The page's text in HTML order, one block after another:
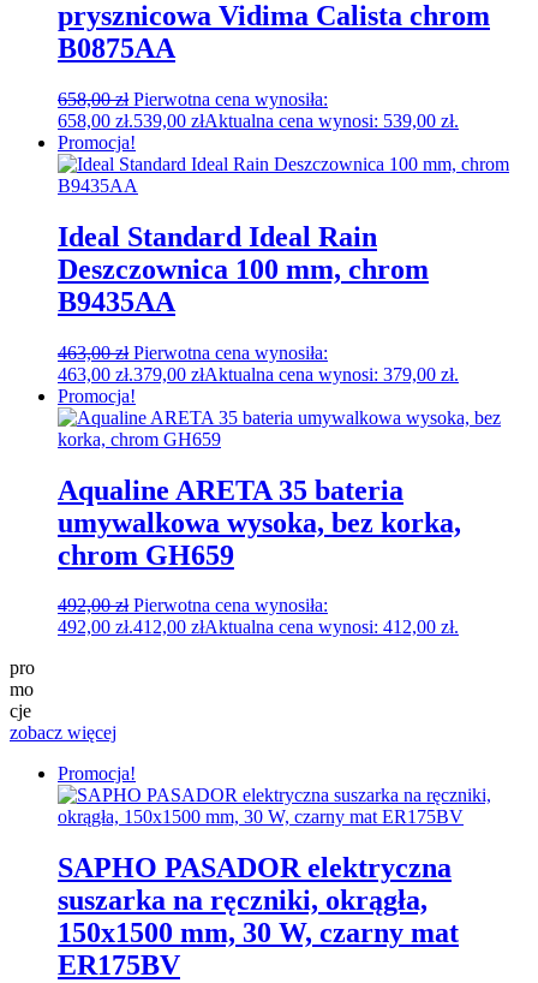
prysznicowa Vidima Calista chrom
B0875AA
658,00zł Pierwotna cena wynosiła:
658,00 zł.539,00 złAktualna cena wynosi: 539,00 zł.
Promocja!
Ideal Standard Ideal Rain
Deszczownica 100 mm, chrom
B9435AA
463,00zł Pierwotna cena wynosiła:
463,00 zł.379,00 złAktualna cena wynosi: 379,00 zł.
Promocja!
Aqualine ARETA 35 bateria
umywalkowa wysoka, bez korka,
chrom GH659
492,00zł Pierwotna cena wynosiła:
492,00 zł.412,00 złAktualna cena wynosi: 412,00 zł.
pro
mo
cje
zobacz więcej
Promocja!
SAPHO PASADOR elektryczna
suszarka na ręczniki, okrągła,
150x1500 mm, 30 W, czarny mat
ER175BV